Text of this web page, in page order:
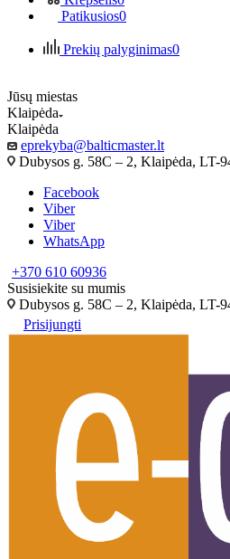
Patikusios0
Prekių palyginimas0
Jūsų miestas
Klaipėda
Klaipėda
eprekyba@balticmaster.lt
Dubysos g. 58C – 2, Klaipėda, LT-
Facebook
Viber
Viber
WhatsApp
+370 610 60936
Susisiekite su mumis
Dubysos g. 58C – 2, Klaipėda, LT-
Prisijungti